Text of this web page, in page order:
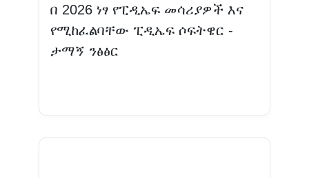
በ 2026 ነፃ የፒዲኤፍ መሳሪያዎች እና
የሚከፈልባቸው ፒዲኤፍ ሶፍትዌር -
ታማኝ ንፅፅር